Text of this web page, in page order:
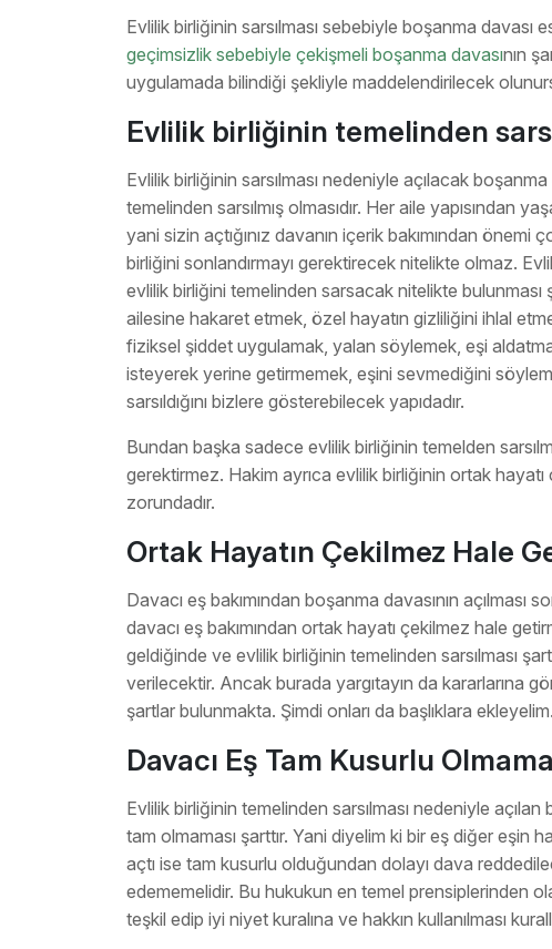
Evlilik birliğinin sarsılması sebebiyle boşanma davası
geçimsizlik sebebiyle çekişmeli boşanma davasının
uygulamada bilindiği şekliyle maddelendirilecek
Evlilik birliğinin temelinden
Evlilik birliğinin sarsılması nedeniyle açılacak
temelinden sarsılmış olmasıdır. Her aile yapısından
yani sizin açtığınız davanın içerik bakımından
birliğini sonlandırmayı gerektirecek nitelikte olmaz.
evlilik birliğini temelinden sarsacak nitelikte
ailesine hakaret etmek, özel hayatın gizliliğini ihlal
fiziksel şiddet uygulamak, yalan söylemek, eşi
isteyerek yerine getirmemek, eşini sevmediğini
sarsıldığını bizlere gösterebilecek yapıdadır.
Bundan başka sadece evlilik birliğinin temelden
gerektirmez. Hakim ayrıca evlilik birliğinin ortak hayatı
zorundadır.
Ortak Hayatın Çekilmez Hale
Davacı eş bakımından boşanma davasının açılması
davacı eş bakımından ortak hayatı çekilmez hale
geldiğinde ve evlilik birliğinin temelinden sarsılması
verilecektir. Ancak burada yargıtayın da kararlarına
şartlar bulunmakta. Şimdi onları da başlıklara ekleyelim.
Davacı Eş Tam Kusurlu
Evlilik birliğinin temelinden sarsılması nedeniyle
tam olmaması şarttır. Yani diyelim ki bir eş diğer eşin
açtı ise tam kusurlu olduğundan dolayı dava
edememelidir. Bu hukukun en temel prensiplerinden
teşkil edip iyi niyet kuralına ve hakkın kullanılması